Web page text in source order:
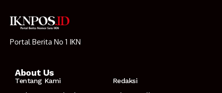
Portal Berita No 1 IKN
About Us
Tentang Kami
Redaksi